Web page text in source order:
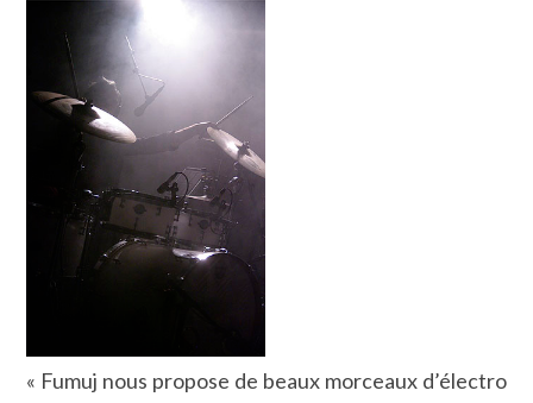
« Fumuj nous propose de beaux morceaux d’électro